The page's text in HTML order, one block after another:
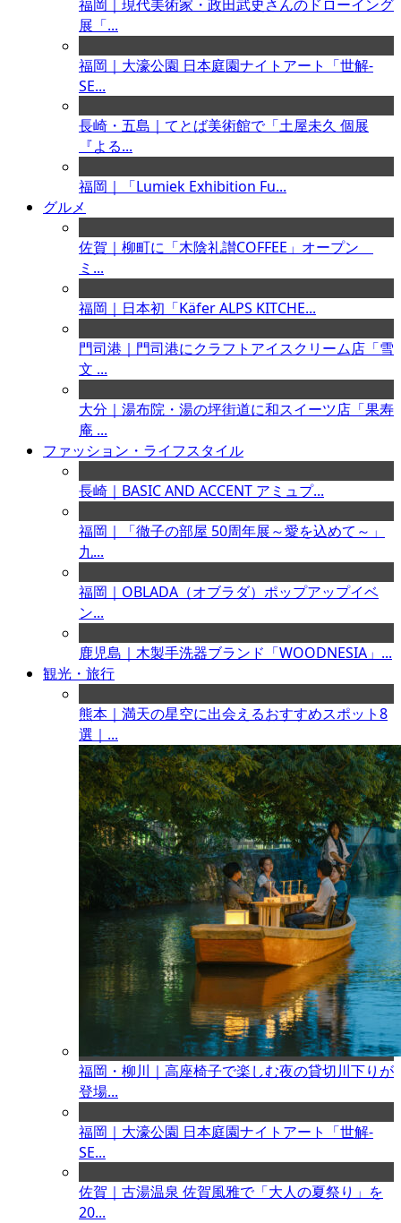
福岡｜現代美術家・政田武史さんのドローイング
展「...
福岡｜大濠公園 日本庭園ナイトアート「世解-
SE...
長崎・五島｜てとば美術館で「土屋未久 個展
『よる...
福岡｜「Lumiek Exhibition Fu...
グルメ
佐賀｜柳町に「木陰礼讃COFFEE」オープン
ミ...
福岡｜日本初「Käfer ALPS KITCHE...
門司港｜門司港にクラフトアイスクリーム店「雪
文 ...
大分｜湯布院・湯の坪街道に和スイーツ店「果寿
庵 ...
ファッション・ライフスタイル
長崎｜BASIC AND ACCENT アミュプ...
福岡｜「徹子の部屋 50周年展～愛を込めて～」
九...
福岡｜OBLADA（オブラダ）ポップアップイベ
ン...
鹿児島｜木製手洗器ブランド「WOODNESIA」...
観光・旅行
熊本｜満天の星空に出会えるおすすめスポット8
選｜...
福岡・柳川｜高座椅子で楽しむ夜の貸切川下りが
登場...
福岡｜大濠公園 日本庭園ナイトアート「世解-
SE...
佐賀｜古湯温泉 佐賀風雅で「大人の夏祭り」を
20...